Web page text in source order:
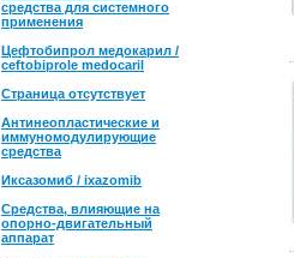
средства для системного
применения
Цефтобипрол медокарил /
ceftobiprole medocaril
Страница отсутствует
Антинеопластические и
иммуномодулирующие
средства
Иксазомиб / ixazomib
Средства, влияющие на
опорно-двигательный
аппарат